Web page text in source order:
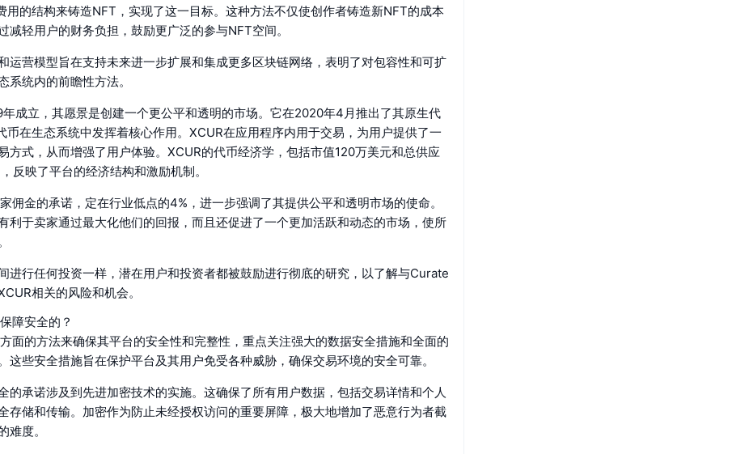
用的结构来铸造NFT，实现了这一目标。这种方法不仅使创作者铸造新NFT的成本
减轻用户的财务负担，鼓励更广泛的参与NFT空间。
运营模型旨在支持未来进一步扩展和集成更多区块链网络，表明了对包容性和可扩
系统内的前瞻性方法。
成立，其愿景是创建一个更公平和透明的市场。它在2020年4月推出了其原生代
币在生态系统中发挥着核心作用。XCUR在应用程序内用于交易，为用户提供了一
方式，从而增强了用户体验。XCUR的代币经济学，包括市值120万美元和总供应
反映了平台的经济结构和激励机制。
佣金的承诺，定在行业低点的4%，进一步强调了其提供公平和透明市场的使命。
利于卖家通过最大化他们的回报，而且还促进了一个更加活跃和动态的市场，使所
进行任何投资一样，潜在用户和投资者都被鼓励进行彻底的研究，以了解与Curate
相关的风险和机会。
障安全的？
面的方法来确保其平台的安全性和完整性，重点关注强大的数据安全措施和全面的
这些安全措施旨在保护平台及其用户免受各种威胁，确保交易环境的安全可靠。
的承诺涉及到先进加密技术的实施。这确保了所有用户数据，包括交易详情和个人
存储和传输。加密作为防止未经授权访问的重要屏障，极大地增加了恶意行为者截
难度。